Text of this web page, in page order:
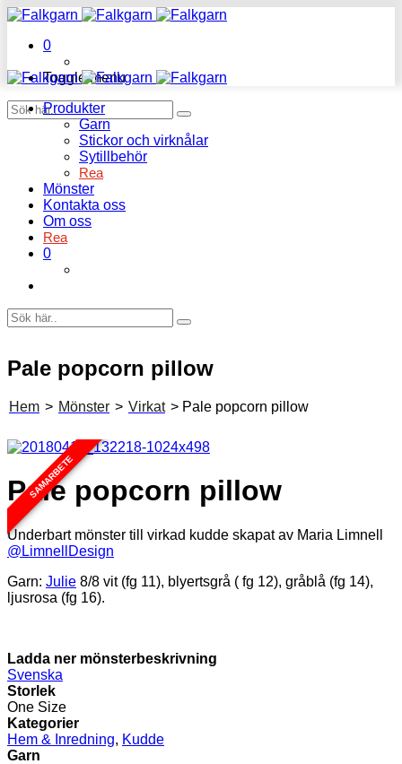
0
Toggle menu
Produkter
Garn
Stickor och virknålar
Sytillbehör
Rea
Mönster
Kontakta oss
Om oss
Rea
0
Pale popcorn pillow
Hem > Mönster > Virkat > Pale popcorn pillow
SAMARBETE
Pale popcorn pillow
Underbart mönster till virkad kudde skapat av Maria Limnell
@LimnellDesign
Garn: Julie 8/8 vit (fg 11), blyertsgrå ( fg 12), gråblå (fg 14),
ljusrosa (fg 16).
Ladda ner mönsterbeskrivning
Svenska
Storlek
One Size
Kategorier
Hem & Inredning, Kudde
Garn